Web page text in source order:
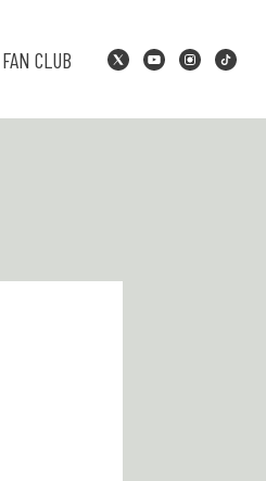
FAN CLUB